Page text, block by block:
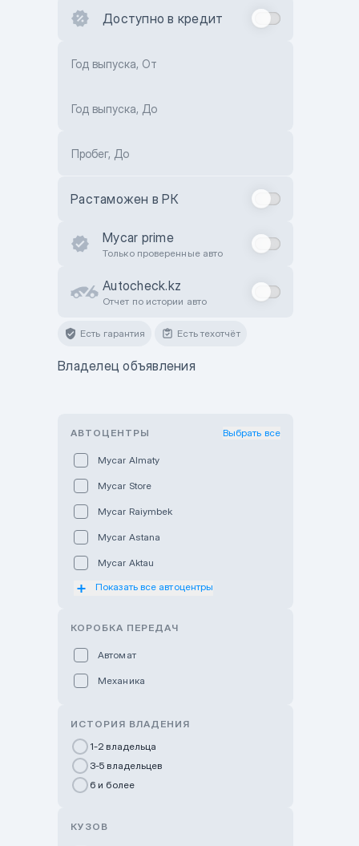
Доступно в кредит
Год выпуска, От
Год выпуска, До
Пробег, До
Растаможен в РК
Mycar prime
Только проверенные авто
Autocheck.kz
Отчет по истории авто
Есть гарантия Есть техотчёт
Владелец объявления
АВТОЦЕНТРЫ Выбрать все
Mycar Almaty
Mycar Store
Mycar Raiymbek
Mycar Astana
Mycar Aktau
Mycar Uralsk
GWM Nurly Zhol
Chery Astana
Показать все автоцентры
КОРОБКА ПЕРЕДАЧ
Автомат
Механика
ИСТОРИЯ ВЛАДЕНИЯ
1-2 владельца
3-5 владельцев
6 и более
КУЗОВ